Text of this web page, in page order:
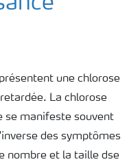
une chlorose
La chlorose
se manifeste souvent
des symptômes
nombre et la taille dse